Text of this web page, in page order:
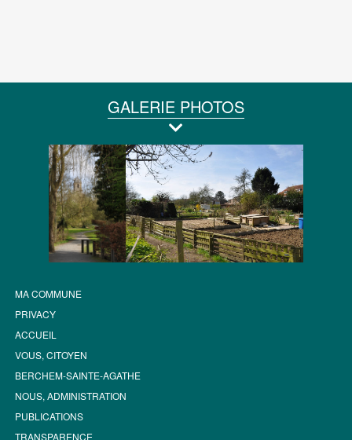
GALERIE PHOTOS
MA COMMUNE
PRIVACY
ACCUEIL
VOUS, CITOYEN
BERCHEM-SAINTE-AGATHE
NOUS, ADMINISTRATION
PUBLICATIONS
TRANSPARENCE